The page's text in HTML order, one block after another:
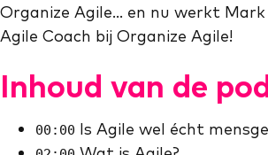
Organize Agile… en nu werkt Mark
Agile Coach bij Organize Agile!
Inhoud van de
00:00 Is Agile wel écht